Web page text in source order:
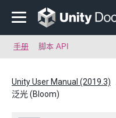
手册 脚本 API
Unity User Manual (2019.3)
泛光 (Bloom)